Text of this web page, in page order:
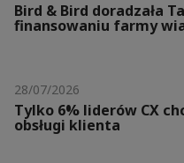
Bird & Bird doradzała
finansowaniu farmy
28/07/2026
Tylko 6% liderów CX
obsługi klienta